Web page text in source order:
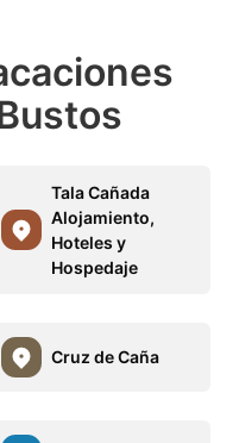
Tala Cañada
Alojamiento,
Hoteles y
Hospedaje
Cruz de Caña